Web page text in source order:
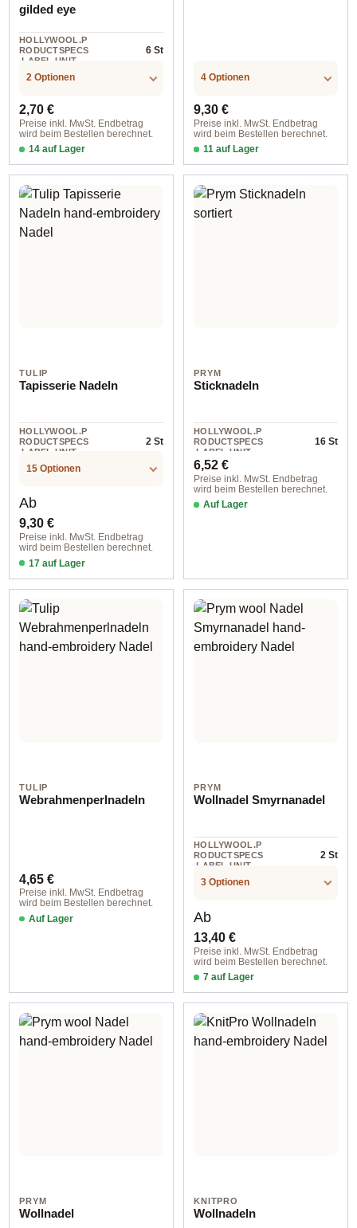
gilded eye
HOLLYWOOL.P
RODUCTSPECS
.LABEL.UNIT
6 St
2 Optionen
Regulärer Preis:
2,70 €
Preise inkl. MwSt. Endbetrag
wird beim Bestellen berechnet.
14 auf Lager
No. 18, 20, 22
4 Optionen
Regulärer Preis:
9,30 €
Preise inkl. MwSt. Endbetrag
wird beim Bestellen berechnet.
11 auf Lager
0,89x39,5 mm
TULIP
Tapisserie Nadeln
HOLLYWOOL.P
RODUCTSPECS
.LABEL.UNIT
2 St
15 Optionen
Regulärer Preis:
Ab
9,30 €
Preise inkl. MwSt. Endbetrag
wird beim Bestellen berechnet.
17 auf Lager
PRYM
Sticknadeln
HOLLYWOOL.P
RODUCTSPECS
.LABEL.UNIT
16 St
Regulärer Preis:
6,52 €
Preise inkl. MwSt. Endbetrag
wird beim Bestellen berechnet.
Auf Lager
TULIP
Webrahmenperlnadeln
Regulärer Preis:
4,65 €
Preise inkl. MwSt. Endbetrag
wird beim Bestellen berechnet.
Auf Lager
PRYM
Wollnadel Smyrnanadel
HOLLYWOOL.P
RODUCTSPECS
.LABEL.UNIT
2 St
3 Optionen
Regulärer Preis:
Ab
13,40 €
Preise inkl. MwSt. Endbetrag
wird beim Bestellen berechnet.
7 auf Lager
2,40x70 mm silver-colored
PRYM
Wollnadel
KNITPRO
Wollnadeln